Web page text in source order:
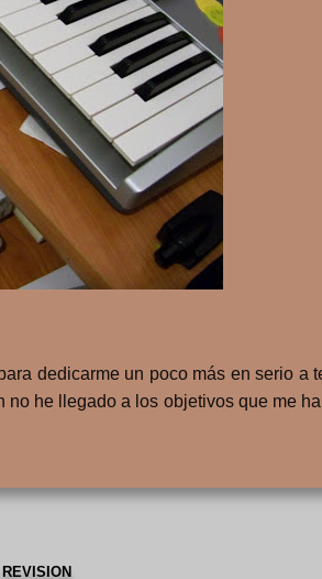
dedicarme un poco más en serio a
he llegado a los objetivos que me